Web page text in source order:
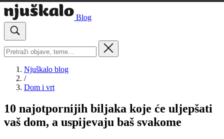
Blog
Njuškalo blog
/
Dom i vrt
10 najotpornijih biljaka koje će uljepšati
vaš dom, a uspijevaju baš svakome